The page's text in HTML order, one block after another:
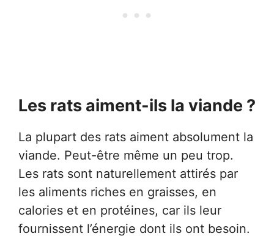
Les rats aiment-ils la viande ?
La plupart des rats aiment absolument la
viande. Peut-être même un peu trop.
Les rats sont naturellement attirés par
les aliments riches en graisses, en
calories et en protéines, car ils leur
fournissent l’énergie dont ils ont besoin.